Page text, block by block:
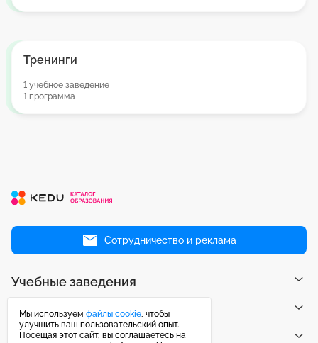
Тренинги
1 учебное заведение
1 программа
Сотрудничество и реклама
Учебные заведения
Направления
Публикации
Мы используем файлы cookie, чтобы
улучшить ваш пользовательский опыт.
Посещая этот сайт, вы соглашаетесь на